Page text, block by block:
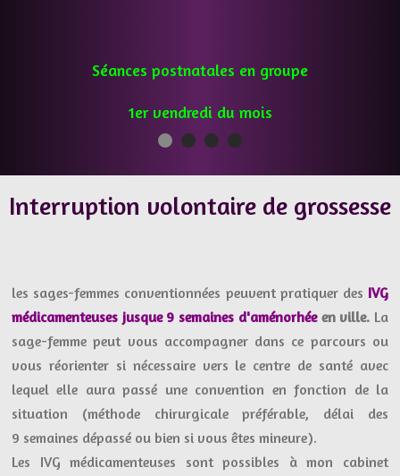
Séances postnatales en groupe
1er vendredi du mois
Interruption volontaire de grossesse
les sages-femmes conventionnées peuvent pratiquer des IVG
médicamenteuses jusque 9 semaines d'aménorhéeen ville. La
sage-femme peut vous accompagner dans ce parcours ou
vous réorienter si nécessaire vers le centre de santé avec
lequel elle aura passé une convention en fonction de la
situation (méthode chirurgicale préférable, délai des
9 semaines dépassé ou bien si vous êtes mineure).
Les IVG médicamenteuses sont possibles à mon cabinet